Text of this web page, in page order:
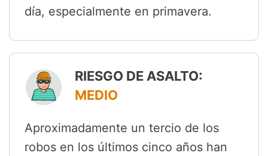
día, especialmente en primavera.
RIESGO DE ASALTO:
MEDIO
Aproximadamente un tercio de los
robos en los últimos cinco años han